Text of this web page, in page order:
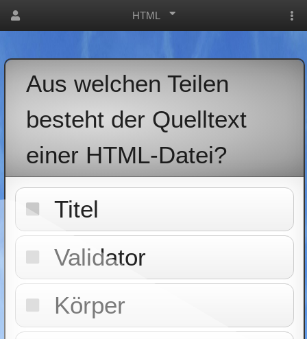
HTML
Aus welchen Teilen
besteht der Quelltext
einer HTML-Datei?
Titel
Validator
Körper